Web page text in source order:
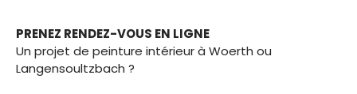
PRENEZ RENDEZ-VOUS EN LIGNE
Un projet de peinture intérieur à Woerth ou
Langensoultzbach ?